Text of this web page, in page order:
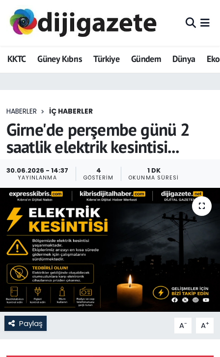
KKTC Güney Kıbrıs Türkiye Gündem Dünya
HABERLER İÇ HABERLER
Girne'de perşembe günü 2
saatlik elektrik kesintisi...
30.06.2026 - 14:37
YAYINLANMA
4
GÖSTERIM
1 DK
OKUNMA SÜRESI
Paylaş A- A+
ADVERTORIAL
Dijigazete
Eğitim
Ekonomi
GEZİ
Güncel
Gündem
KKTC
KKTC YEREL SEÇİM 2018
Kültür Sanat
Hava Durumu
Trafik Durumu
Tüm Manşetler
Son Dakika Haberleri